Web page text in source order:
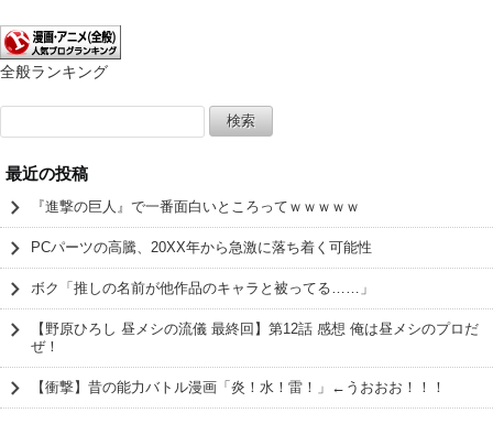
全般ランキング
索:
最近の投稿
『進撃の巨人』で一番面白いところってｗｗｗｗｗ
PCパーツの高騰、20XX年から急激に落ち着く可能性
ボク「推しの名前が他作品のキャラと被ってる……」
【野原ひろし 昼メシの流儀 最終回】第12話 感想 俺は昼メシのプロだ
ぜ！
【衝撃】昔の能力バトル漫画「炎！水！雷！」←うおおお！！！